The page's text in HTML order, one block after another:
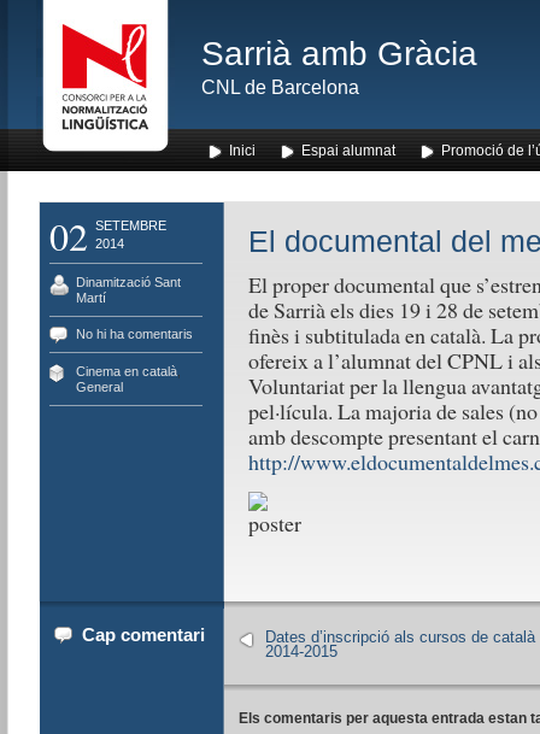
Sarrià amb Gràcia
CNL de Barcelona
Inici Espai alumnat Promoció de
02 SETEMBRE
2014
Dinamització Sant
Martí
No hi ha comentaris
Cinema en català,
General
El documental del
El proper documental que
de Sarrià els dies 19 i 28 de
finès i subtitulada en català. La
ofereix a l’alumnat del CPNL i
Voluntariat per la llengua
pel·lícula. La majoria de sales
amb descompte presentant el
http://
Cap comentari
Dates d’inscripció als cursos de català
2014-2015
Els comentaris per aquesta entrada estan